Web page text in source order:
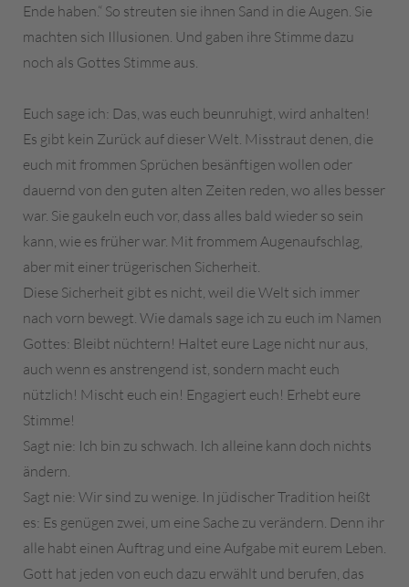
Ende haben.“ So streuten sie ihnen Sand in die Augen. Sie
machten sich Illusionen. Und gaben ihre Stimme dazu
noch als Gottes Stimme aus.
Euch sage ich: Das, was euch beunruhigt, wird anhalten!
Es gibt kein Zurück auf dieser Welt. Misstraut denen, die
euch mit frommen Sprüchen besänftigen wollen oder
dauernd von den guten alten Zeiten reden, wo alles besser
war. Sie gaukeln euch vor, dass alles bald wieder so sein
kann, wie es früher war. Mit frommem Augenaufschlag,
aber mit einer trügerischen Sicherheit.
Diese Sicherheit gibt es nicht, weil die Welt sich immer
nach vorn bewegt. Wie damals sage ich zu euch im Namen
Gottes: Bleibt nüchtern! Haltet eure Lage nicht nur aus,
auch wenn es anstrengend ist, sondern macht euch
nützlich! Mischt euch ein! Engagiert euch! Erhebt eure
Stimme!
Sagt nie: Ich bin zu schwach. Ich alleine kann doch nichts
ändern.
Sagt nie: Wir sind zu wenige. In jüdischer Tradition heißt
es: Es genügen zwei, um eine Sache zu verändern. Denn ihr
alle habt einen Auftrag und eine Aufgabe mit eurem Leben.
Gott hat jeden von euch dazu erwählt und berufen, das